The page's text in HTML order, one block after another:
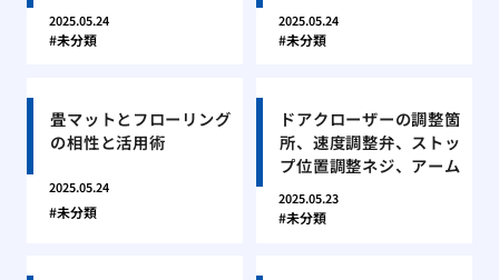
2025.05.24
未分類
2025.05.24
未分類
畳マットとフローリング
の相性と活用術
2025.05.24
未分類
ドアクローザーの調整箇
所、速度調整弁、ストッ
プ位置調整ネジ、アーム
2025.05.23
未分類